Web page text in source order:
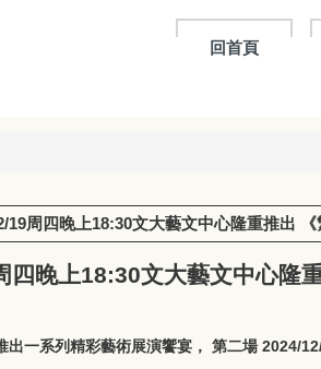
回首頁
19周四晚上18:30文大藝文中心隆重推出
四晚上18:30文大藝文中心隆
出一系列精彩藝術展演饗宴， 第二場 2024/